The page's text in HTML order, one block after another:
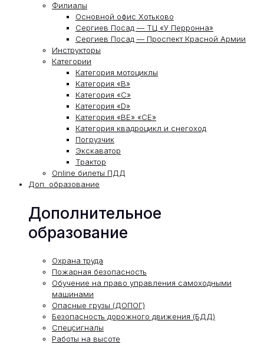
Филиалы
Основной офис Хотьково
Сергиев Посад — ТЦ «У Перронна»
Сергиев Посад — Проспект Красной Армии
Инструкторы
Категории
Категория мотоциклы
Категория «В»
Категория «С»
Категория «D»
Категория «ВЕ» «СЕ»
Категория квадроцикл и снегоход
Погрузчик
Экскаватор
Трактор
Online билеты ПДД
Доп. образование
Дополнительное
образование
Охрана труда
Пожарная безопасность
Обучение на право управления самоходными
машинами
Опасные грузы (ДОПОГ)
Безопасность дорожного движения (БДД)
Спецсигналы
Работы на высоте